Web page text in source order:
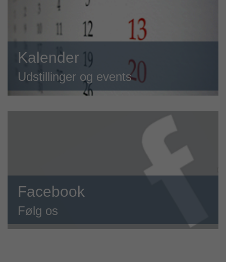
Kalender
Udstillinger og events
Facebook
Følg os